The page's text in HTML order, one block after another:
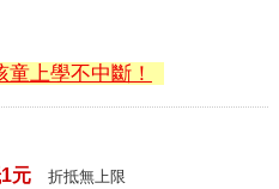
上學不中斷！
元 折抵無上限